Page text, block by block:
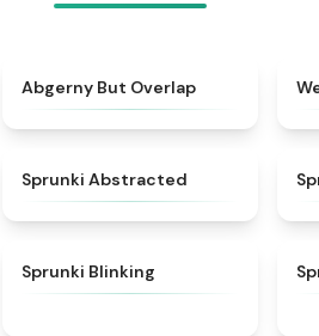
Abgerny But Overlap
Sprunki Abstracted
Sprunki Blinking